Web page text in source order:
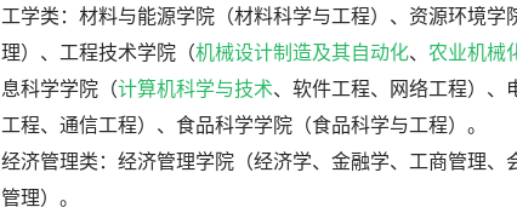
工学类：材料与能源学院（材料科学与工程）、资源环境学
理）、工程技术学院（机械设计制造及其自动化、 农业机械
息科学学院（计算机科学与技术、软件工程、网络工程）、
工程、通信工程）、食品科学学院（食品科学与工程）。
经济管理类：经济管理学院（经济学、金融学、工商管理、
管理）。